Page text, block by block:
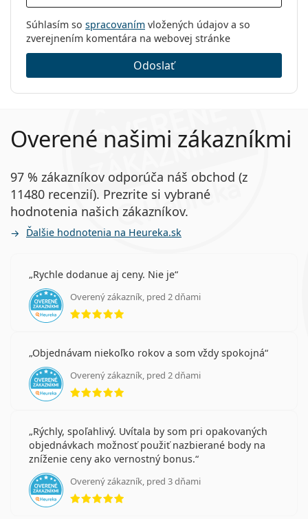
Súhlasím so spracovaním vložených údajov a so
zverejnením komentára na webovej stránke
Odoslať
Overené našimi zákazníkmi
97 % zákazníkov odporúča náš obchod (z
11480 recenzií). Prezrite si vybrané
hodnotenia našich zákazníkov.
Ďalšie hodnotenia na Heureka.sk
Rychle dodanue aj ceny. Nie je
Overený zákazník, pred 2 dňami
hodnotenie 5 z 5
Objednávam niekoľko rokov a som vždy spokojná
Overený zákazník, pred 2 dňami
hodnotenie 5 z 5
Rýchly, spoľahlivý. Uvítala by som pri opakovaných
objednávkach možnosť použiť nazbierané body na
zníženie ceny ako vernostný bonus.
Overený zákazník, pred 3 dňami
hodnotenie 5 z 5